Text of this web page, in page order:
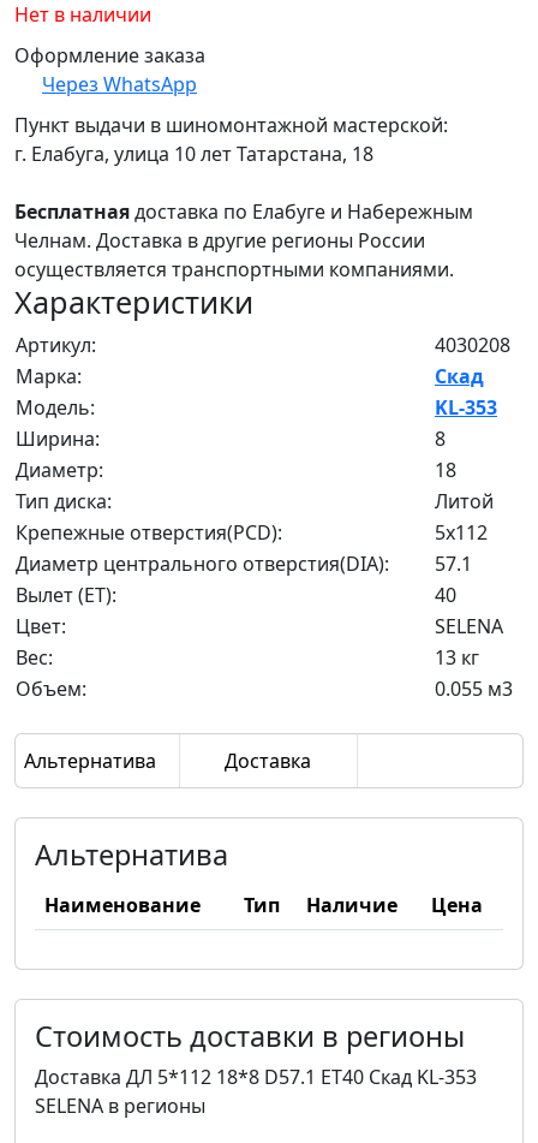
Нет в наличии
Оформление заказа
Через WhatsApp
Пункт выдачи в шиномонтажной мастерской:
г. Елабуга, улица 10 лет Татарстана, 18
Бесплатнаядоставка по Елабуге и Набережным
Челнам. Доставка в другие регионы России
осуществляется транспортными компаниями.
Характеристики
Артикул:
4030208
Марка:
Скад
Модель:
KL-353
Ширина:
8
Диаметр:
18
Тип диска:
Литой
Крепежные отверстия(PCD):
5x112
Диаметр центрального отверстия(DIA):
57.1
Вылет (ET):
40
Цвет:
SELENA
Вес:
13 кг
Объем:
0.055 м3
Альтернатива Доставка
Альтернатива
Наименование Тип Наличие Цена
Стоимость доставки в регионы
Доставка ДЛ 5*112 18*8 D57.1 ET40 Скад KL-353
SELENA в регионы